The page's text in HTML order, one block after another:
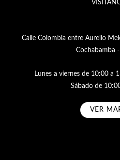
Calle Colombia entre Aurelio
Cochabamba
Lunes a viernes de 10:00 a
Sábado de
VER